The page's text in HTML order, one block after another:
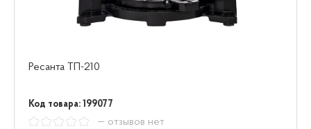
Ресанта ТП-210
Код товара: 199077
— отзывов нет